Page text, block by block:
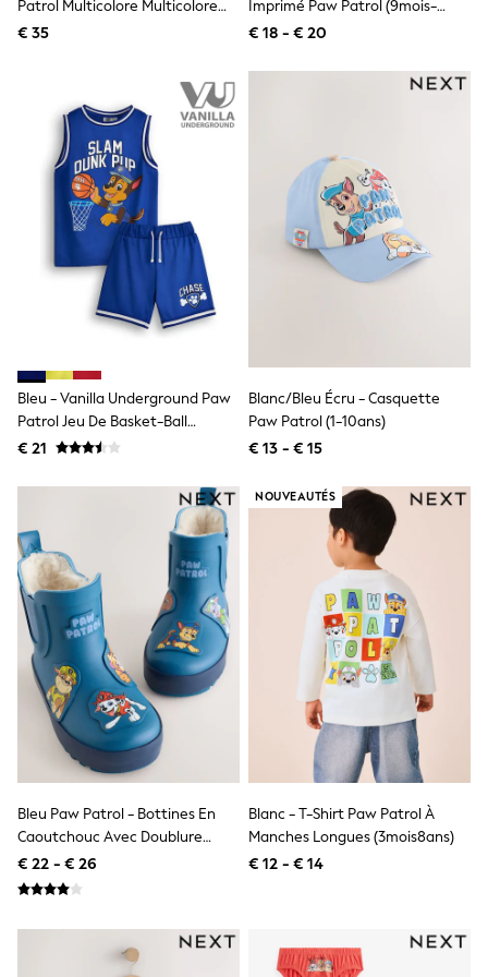
Teddy Borg
Puffers
Snowsuits
All Footwear
New In
Boots
Half Sizes
Slippers
Trainers
Wellies
Wide Fit
Shoes
Nighties
Pyjamas
Robes
All Bags & Accessories
All Occasionwear
All Partywear
Shoes
Cardigans
Skirts
Shop all
Shop All
Disney
Marvel
Paw Patrol
Peppa Pig
Gaming
Harry Potter
Spider man
New In
Trainers
Hoodies & Sweatshirts
Swim
adidas
Patrol Multicolore Multicolore
Character Lot De 2 Ensembles
€ 35
Imprimé Paw Patrol (9mois-
8ans)
€ 18 - € 20
Bleu - Vanilla Underground Paw
Patrol Jeu De Basket-Ball
Marshall 2 Pieces Pour Enfants
€ 21
Blanc/bleu Écru - Casquette
Paw Patrol (1-10ans)
€ 13 - € 15
Bleu Paw Patrol - Bottines En
Caoutchouc Avec Doublure
Chaude
€ 22 - € 26
NOUVEAUTÉS
Blanc - T-Shirt Paw Patrol À
Manches Longues (3mois8ans)
€ 12 - € 14